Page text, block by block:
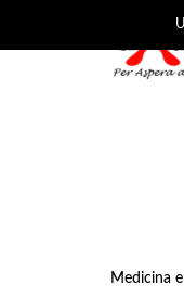
Medicina